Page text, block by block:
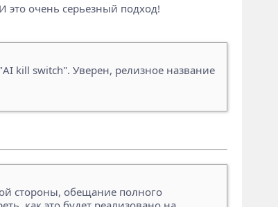
очень серьезный подход!
kill switch". Уверен, релизное название
стороны, обещание полного